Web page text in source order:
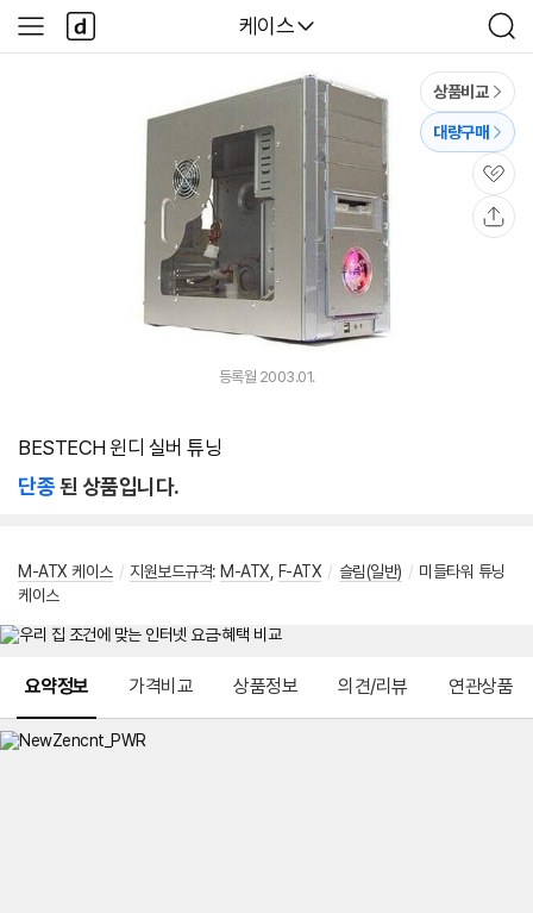
다나와
케이스
검
색
사
이
다
나
와
상품비교
대량구매
관
심
등록월 2003.01.
BESTECH 윈디 실버 튜닝
단종된 상품입니다.
M-ATX 케이스 / 지원보드규격: M-ATX F-ATX / 슬림(일반) / 미들타워 튜닝
케이스
요약정보 가격비교 상품정보 의견/리뷰 연관상품